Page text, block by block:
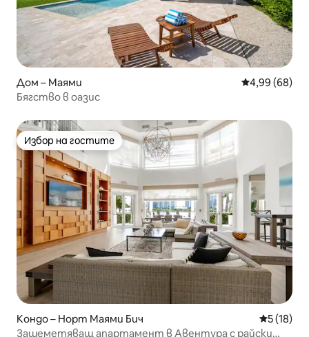
Дом – Маями Средна
4,99 (68)
Бягство в оазис
Избор на гостите
Избор на гостите
Кондо – Норт Маями Бич Средна
5 (18)
Зашеметяващ апартамент в Авентура с райски